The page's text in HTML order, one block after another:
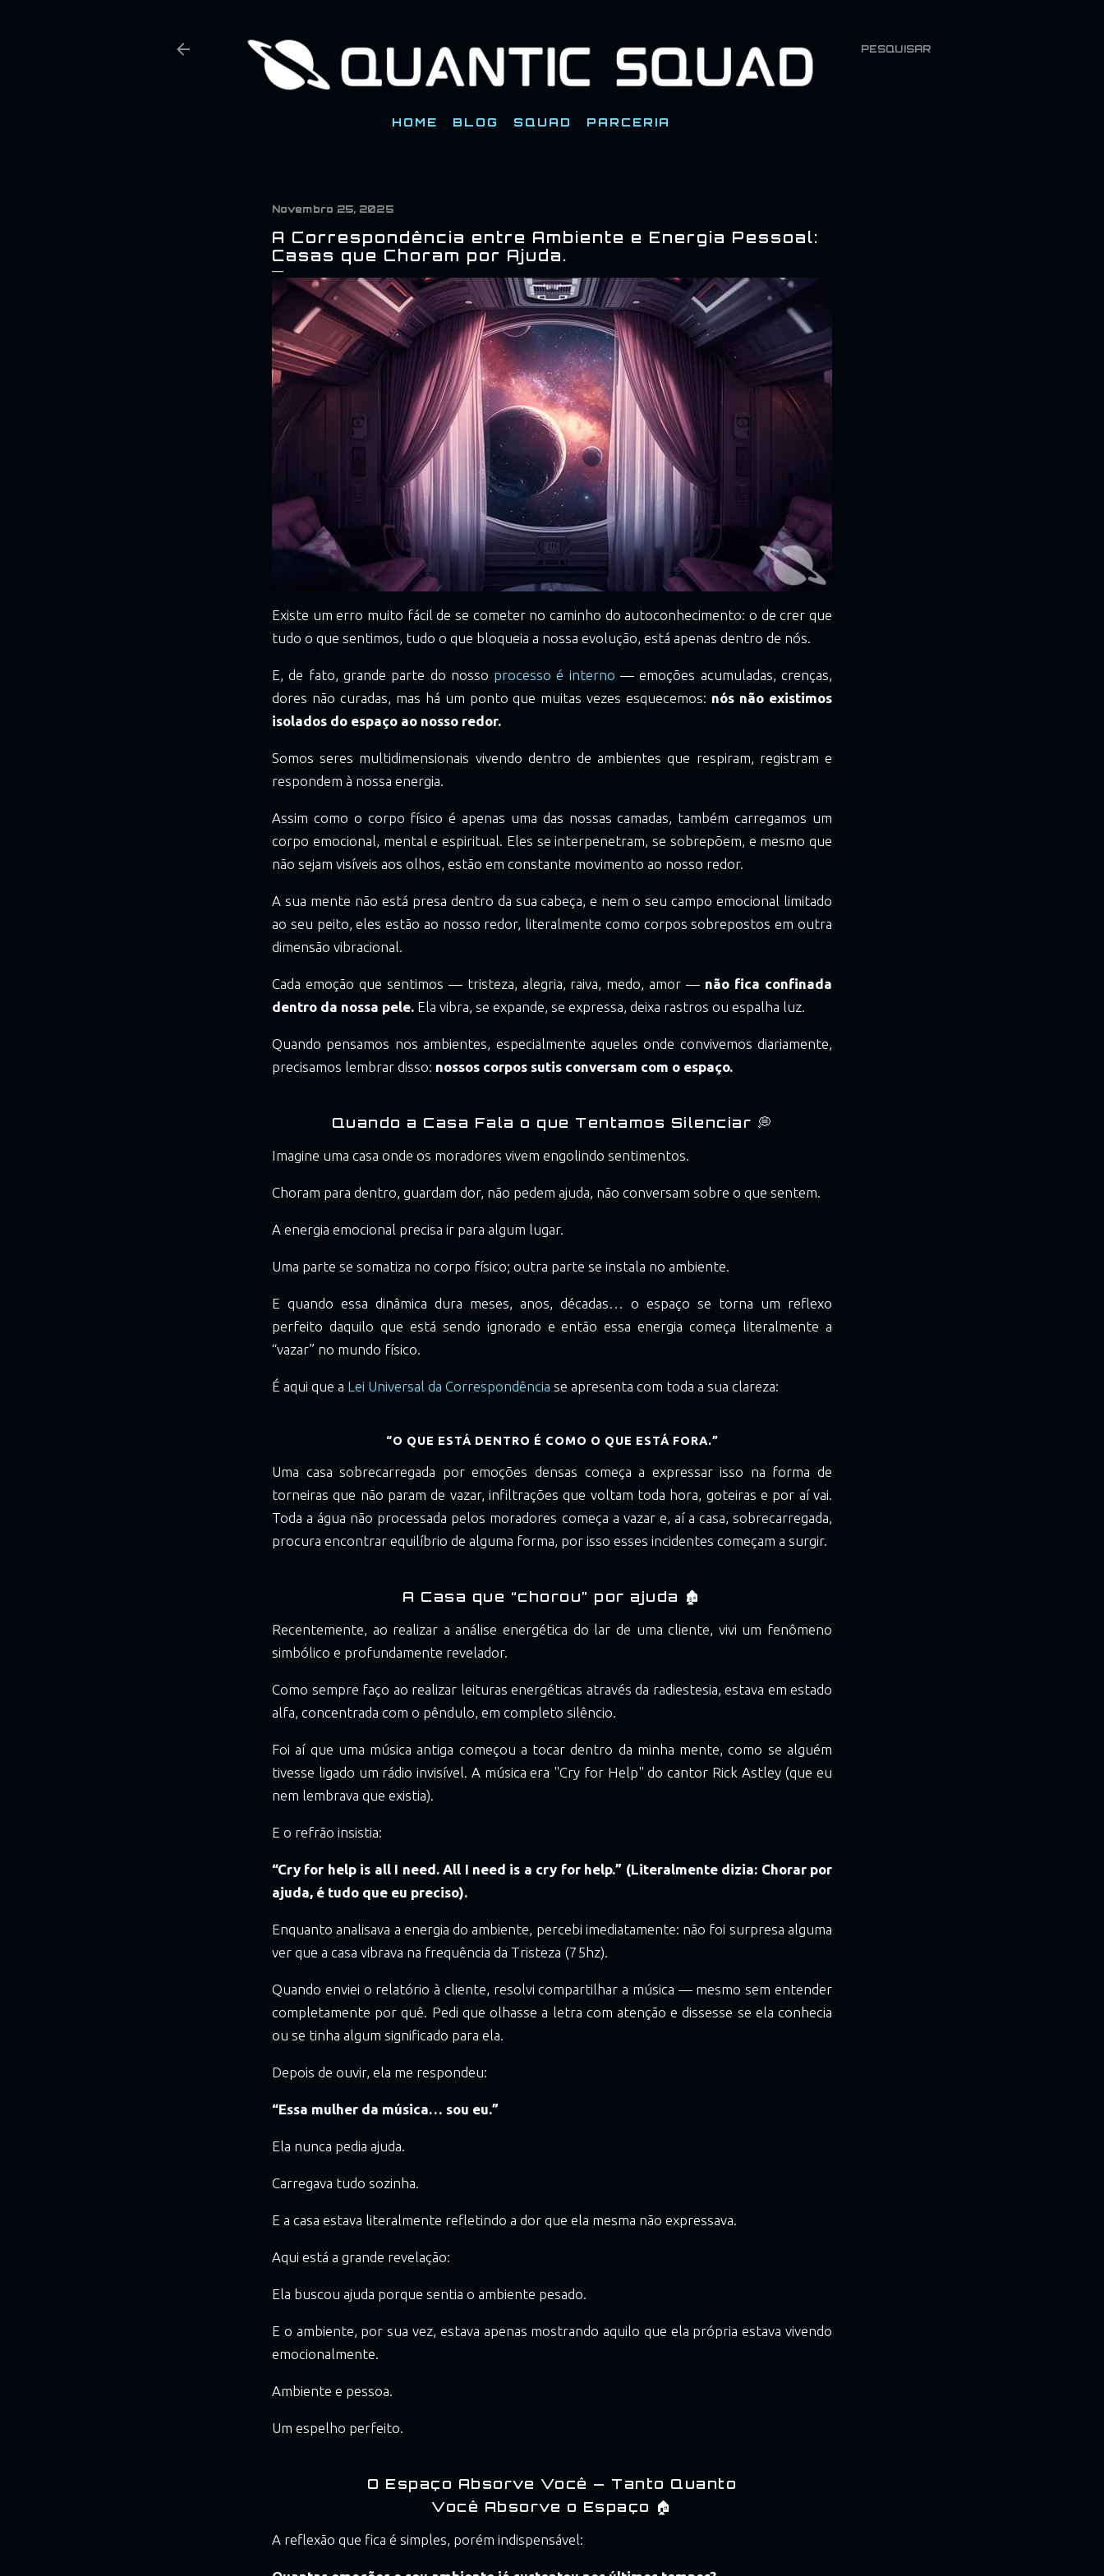
PESQUISAR
HOME BLOG SQUAD PARCERIA
Novembro 25, 2025
A Correspondência entre Ambiente e Energia Pessoal:
Casas que Choram por Ajuda.
Existe um erro muito fácil de se cometer no caminho do autoconhecimento: o de crer que
tudo o que sentimos, tudo o que bloqueia a nossa evolução, está apenas dentro de nós.
E, de fato, grande parte do nosso processo é interno — emoções acumuladas, crenças,
dores não curadas, mas há um ponto que muitas vezes esquecemos: nós não existimos
isolados do espaço ao nosso redor.
Somos seres multidimensionais vivendo dentro de ambientes que respiram, registram e
respondem à nossa energia.
Assim como o corpo físico é apenas uma das nossas camadas, também carregamos um
corpo emocional, mental e espiritual. Eles se interpenetram, se sobrepõem, e mesmo que
não sejam visíveis aos olhos, estão em constante movimento ao nosso redor.
A sua mente não está presa dentro da sua cabeça, e nem o seu campo emocional limitado
ao seu peito, eles estão ao nosso redor, literalmente como corpos sobrepostos em outra
dimensão vibracional.
Cada emoção que sentimos — tristeza, alegria, raiva, medo, amor — não fica confinada
dentro da nossa pele. Ela vibra, se expande, se expressa, deixa rastros ou espalha luz.
Quando pensamos nos ambientes, especialmente aqueles onde convivemos diariamente,
precisamos lembrar disso: nossos corpos sutis conversam com o espaço.
Quando a Casa Fala o que Tentamos Silenciar 💭
Imagine uma casa onde os moradores vivem engolindo sentimentos.
Choram para dentro, guardam dor, não pedem ajuda, não conversam sobre o que sentem.
A energia emocional precisa ir para algum lugar.
Uma parte se somatiza no corpo físico; outra parte se instala no ambiente.
E quando essa dinâmica dura meses, anos, décadas… o espaço se torna um reflexo
perfeito daquilo que está sendo ignorado e então essa energia começa literalmente a
“vazar” no mundo físico.
É aqui que a Lei Universal da Correspondência se apresenta com toda a sua clareza:
“O QUE ESTÁ DENTRO É COMO O QUE ESTÁ FORA.”
Uma casa sobrecarregada por emoções densas começa a expressar isso na forma de
torneiras que não param de vazar, infiltrações que voltam toda hora, goteiras e por aí vai.
Toda a água não processada pelos moradores começa a vazar e, aí a casa, sobrecarregada,
procura encontrar equilíbrio de alguma forma, por isso esses incidentes começam a surgir.
A Casa que “chorou” por ajuda 🏚️
Recentemente, ao realizar a análise energética do lar de uma cliente, vivi um fenômeno
simbólico e profundamente revelador.
Como sempre faço ao realizar leituras energéticas através da radiestesia, estava em estado
alfa, concentrada com o pêndulo, em completo silêncio.
Foi aí que uma música antiga começou a tocar dentro da minha mente, como se alguém
tivesse ligado um rádio invisível. A música era "Cry for Help" do cantor Rick Astley (que eu
nem lembrava que existia).
E o refrão insistia:
“Cry for help is all I need. All I need is a cry for help.” (Literalmente dizia: Chorar por
ajuda, é tudo que eu preciso).
Enquanto analisava a energia do ambiente, percebi imediatamente: não foi surpresa alguma
ver que a casa vibrava na frequência da Tristeza (75hz).
Quando enviei o relatório à cliente, resolvi compartilhar a música — mesmo sem entender
completamente por quê. Pedi que olhasse a letra com atenção e dissesse se ela conhecia
ou se tinha algum significado para ela.
Depois de ouvir, ela me respondeu:
“Essa mulher da música… sou eu.”
Ela nunca pedia ajuda.
Carregava tudo sozinha.
E a casa estava literalmente refletindo a dor que ela mesma não expressava.
Aqui está a grande revelação:
Ela buscou ajuda porque sentia o ambiente pesado.
E o ambiente, por sua vez, estava apenas mostrando aquilo que ela própria estava vivendo
emocionalmente.
Ambiente e pessoa.
Um espelho perfeito.
O Espaço Absorve Você — Tanto Quanto
Você Absorve o Espaço 🏠
A reflexão que fica é simples, porém indispensável: